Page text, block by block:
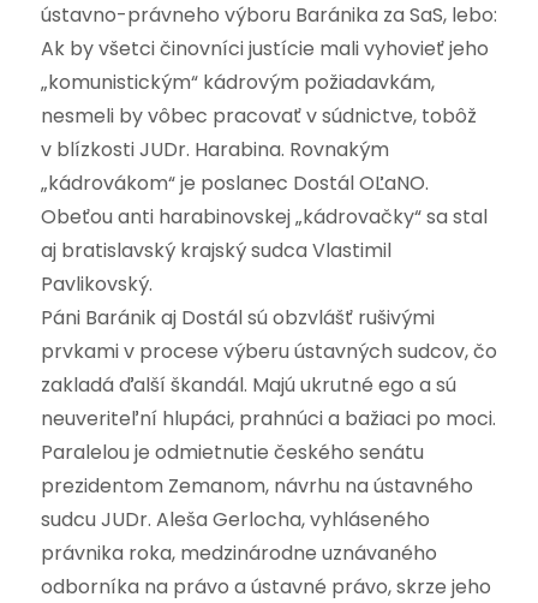
ústavno-právneho výboru Baránika za SaS, lebo:
Ak by všetci činovníci justície mali vyhovieť jeho
„komunistickým“ kádrovým požiadavkám,
nesmeli by vôbec pracovať v súdnictve, tobôž
v blízkosti JUDr. Harabina. Rovnakým
„kádrovákom“ je poslanec Dostál OĽaNO.
Obeťou anti harabinovskej „kádrovačky“ sa stal
aj bratislavský krajský sudca Vlastimil
Pavlikovský.
Páni Baránik aj Dostál sú obzvlášť rušivými
prvkami v procese výberu ústavných sudcov, čo
zakladá ďalší škandál. Majú ukrutné ego a sú
neuveriteľní hlupáci, prahnúci a bažiaci po moci.
Paralelou je odmietnutie českého senátu
prezidentom Zemanom, návrhu na ústavného
sudcu JUDr. Aleša Gerlocha, vyhláseného
právnika roka, medzinárodne uznávaného
odborníka na právo a ústavné právo, skrze jeho